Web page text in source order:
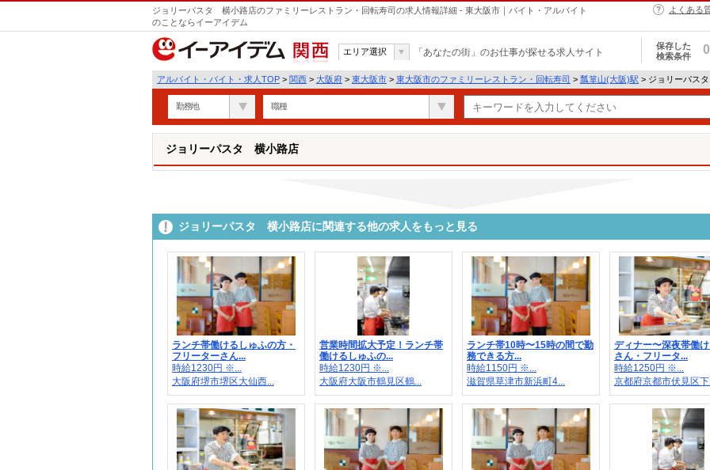
ジョリーパスタ 横小路店のファミリーレストラン・回転寿司の求人情報詳細 - 東大阪市｜バイト・アルバイト
のことならイーアイデム
よくある
関西
エリア選択 「あなたの街」のお仕事が探せる求人サイト
保存した
検索条件
0
アルバイト・バイト・求人TOP > 関西 > 大阪府 > 東大阪市 > 東大阪市のファミリーレストラン・回転寿司 > 瓢箪山(大阪)駅 > ジョリーパス
勤務地 職種
ジョリーパスタ 横小路店
ジョリーパスタ 横小路店に関連する他の求人をもっと見る
ランチ帯働けるしゅふの方・
フリーターさん...
時給1230円 ※...
大阪府堺市堺区大仙西...
営業時間拡大予定！ランチ帯
働けるしゅふの...
時給1230円 ※...
大阪府大阪市鶴見区鶴...
ランチ帯10時〜15時の間で勤
務できる方...
時給1150円 ※...
滋賀県草津市新浜町4...
ディナー〜深夜帯働
さん・フリータ...
時給1250円 ※...
京都府京都市伏見区